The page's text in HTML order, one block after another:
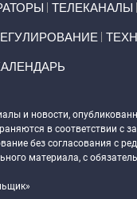
ТЕЛЕКАНАЛЫ
и новости,
в соответствии с
без согласования с
материала, с